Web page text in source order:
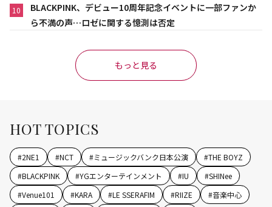
10
BLACKPINK、デビュー10周年記念イベントに一部ファンか
ら不満の声…ロゼに関する憶測は否定
もっと見る
HOT TOPICS
#2NE1 #NCT #ミュージックバンク日本公演 #THE BOYZ
#BLACKPINK #YGエンターテインメント #IU #SHINee
#Venue101 #KARA #LE SSERAFIM #RIIZE #音楽中心